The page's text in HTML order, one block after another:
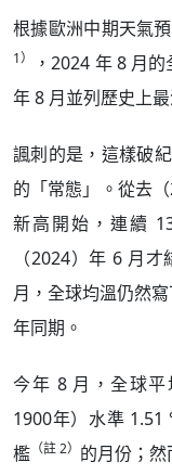
根據歐洲中期天氣
1）
，2024 年 8 月
年 8 月並列歷史上
諷刺的是，這樣破
的「常態」。從去
新高開始，連續
（2024）年 6 月
月，全球均溫仍然
年同期。
今年 8 月，全球
1900年）水準 1.51
檻 （註 2） 的月份；